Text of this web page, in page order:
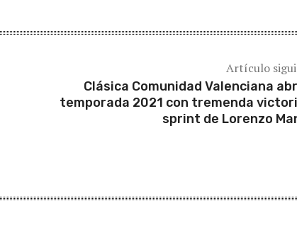
Artículo
Clásica Comunidad Valenciana
temporada 2021 con tremenda
sprint de Lorenzo